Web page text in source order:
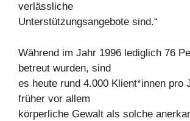
verlässliche
Unterstützungsangebote sind.“
Während im Jahr 1996 lediglich 76
betreut wurden, sind
es heute rund 4.000 Klient*innen pro
früher vor allem
körperliche Gewalt als solche